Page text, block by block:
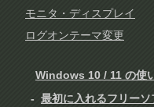
モニタ・ディスプレイ
ログオンテーマ変更
Windows 10 / 11 の使
最初に入れるフリーソ